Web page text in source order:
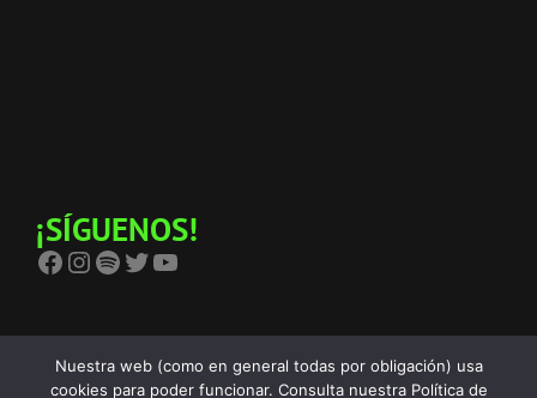
¡SÍGUENOS!
Facebook Instagram Spotify Twitter YouTube
Nuestra web (como en general todas por obligación) usa
cookies para poder funcionar. Consulta nuestra Política de